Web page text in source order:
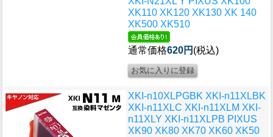
XK110 XK120 XK130 XK 140
XK500 XK510
通常価格620円 (税込)
XKI-n10XLPGBK XKI-n11XLBK
XKI-n11XLC XKI-n11XLM XKI-
n11XLY XKI-n11XLPB PIXUS
XK90 XK80 XK70 XK60 XK50